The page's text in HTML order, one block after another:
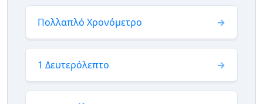
Πολλαπλό Χρονόμετρο
1 Δευτερόλεπτο